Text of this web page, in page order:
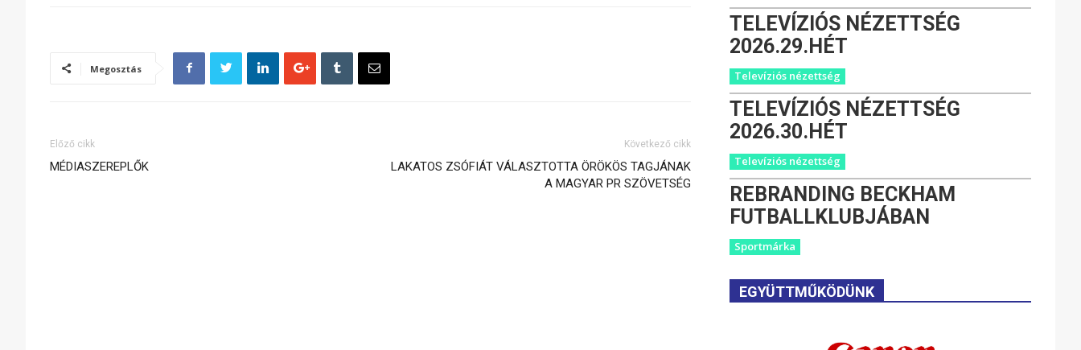
Megosztás
Előző cikk
MÉDIASZEREPLŐK
Következő cikk
LAKATOS ZSÓFIÁT VÁLASZTOTTA ÖRÖKÖS TAGJÁNAK
A MAGYAR PR SZÖVETSÉG
TELEVÍZIÓS NÉZETTSÉG
2026.29.HÉT
Televíziós nézettség
TELEVÍZIÓS NÉZETTSÉG
2026.30.HÉT
Televíziós nézettség
REBRANDING BECKHAM
FUTBALLKLUBJÁBAN
Sportmárka
EGYÜTTMŰKÖDÜNK